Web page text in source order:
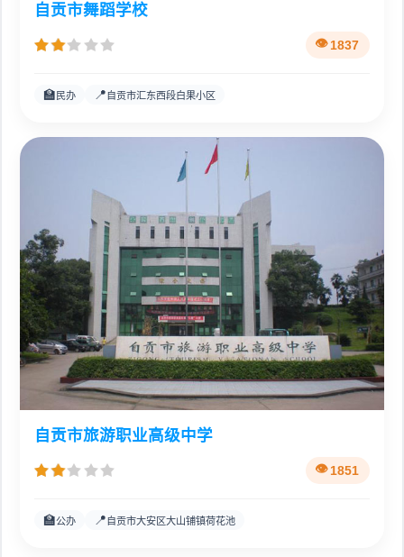
自贡市舞蹈学校
1837
🏫 民办 📍自贡市汇东西段白果小区
自贡市旅游职业高级中学
1851
🏫公办 📍自贡市大安区大山铺镇荷花池